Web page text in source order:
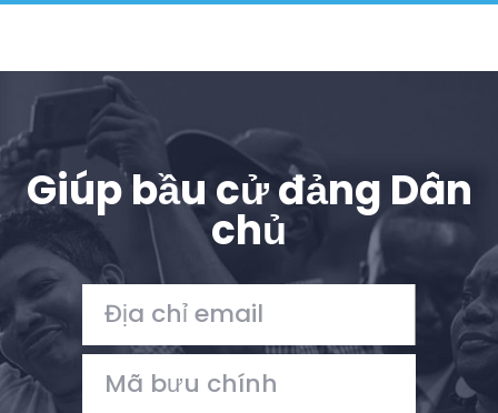
Hoạt động
Quyên tặng
Giúp bầu cử đảng Dân
chủ